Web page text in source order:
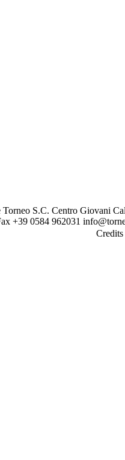
Torneo S.C. Centro Giovani
+39 0584 962031
Credits